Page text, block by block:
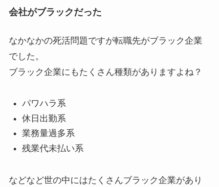
会社がブラックだった
なかなかの死活問題ですが転職先がブラック企業
でした。
ブラック企業にもたくさん種類がありますよね？
パワハラ系
休日出勤系
業務量過多系
残業代未払い系
などなど世の中にはたくさんブラック企業があり